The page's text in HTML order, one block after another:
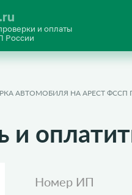
.ru
и оплаты
России
АВТОМОБИЛЯ НА АРЕСТ ФССП
и
Номер ИП